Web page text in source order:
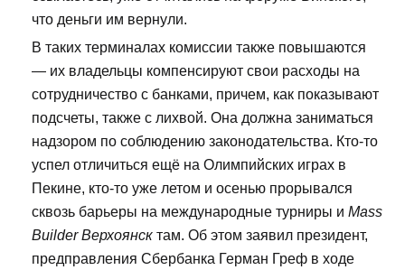
что деньги им вернули.
В таких терминалах комиссии также повышаются
— их владельцы компенсируют свои расходы на
сотрудничество с банками, причем, как показывают
подсчеты, также с лихвой. Она должна заниматься
надзором по соблюдению законодательства. Кто-то
успел отличиться ещё на Олимпийских играх в
Пекине, кто-то уже летом и осенью прорывался
сквозь барьеры на международные турниры и Mass
Builder Верхоянск там. Об этом заявил президент,
предправления Сбербанка Герман Греф в ходе